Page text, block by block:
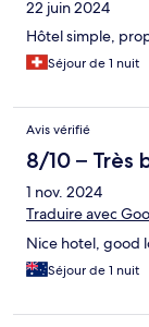
22 juin 2024
Hôtel simple,
Séjour de 1 nuit
Avis vérifié
8/10 – Très
1 nov. 2024
Traduire avec
Nice hotel, good
Séjour de 1 nuit